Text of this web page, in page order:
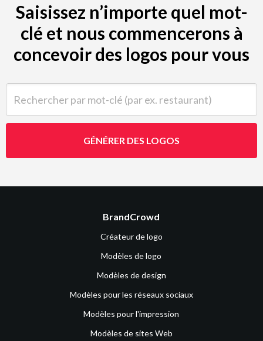
Saisissez n’importe quel mot-
clé et nous commencerons à
concevoir des logos pour vous
GÉNÉRER DES LOGOS
BrandCrowd
Créateur de logo
Modèles de logo
Modèles de design
Modèles pour les réseaux sociaux
Modèles pour l'impression
Modèles de sites Web